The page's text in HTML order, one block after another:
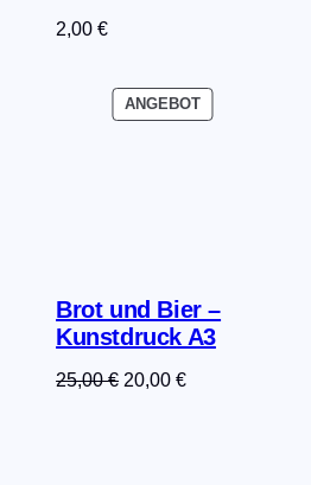
2,00€
ANGEBOTPRODUKT
IM
Brot und Bier –
Kunstdruck A3
25,00€ Ursprünglicher
20,00€Aktueller